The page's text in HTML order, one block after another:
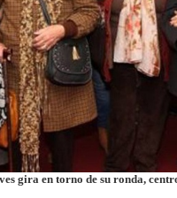
gira en torno de su ronda,